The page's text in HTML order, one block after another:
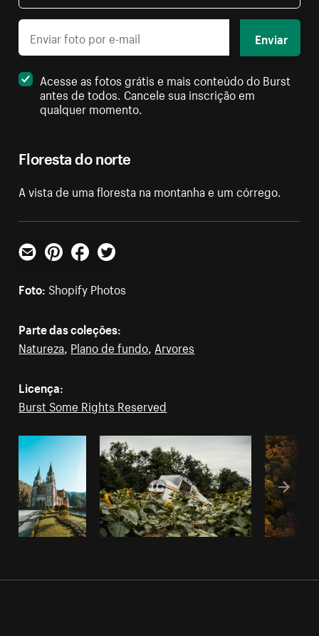
Floresta do norte
A vista de uma floresta na montanha e um córrego.
Enviar
Acesse as fotos grátis e mais conteúdo do Burst
antes de todos. Cancele sua inscrição em
qualquer momento.
E-mailPinterestFacebookTwitter
Foto: Shopify Photos
Parte das coleções:
Natureza, Plano de fundo, Arvores
Licença:
Burst Some Rights Reserved